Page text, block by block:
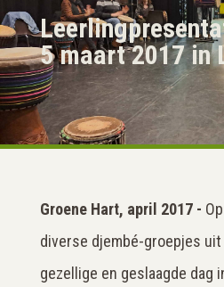
5 maart 2017 in
Groene Hart, april 2017 -
diverse djembé-groepjes
gezellige en geslaagde dag